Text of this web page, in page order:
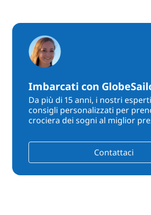
Imbarcati con
Da più di 15 anni, i nostri
consigli personalizzati per
crociera dei sogni al miglior
Contattaci